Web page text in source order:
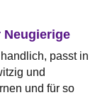
passt in
und
und für so